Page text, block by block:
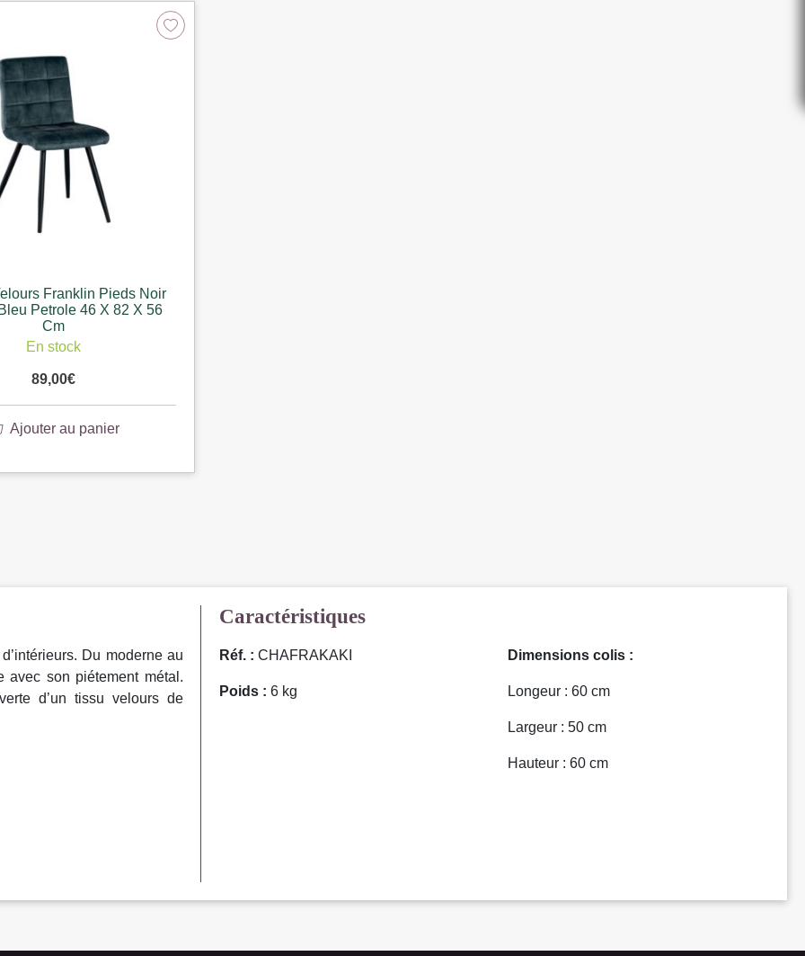
Franklin Pieds Noir
Petrole 46 X 82 X 56
Cm
En stock
89,00€
Ajouter au panier
Du moderne au
avec son piétement métal.
d’un tissu velours de
Caractéristiques
Réf. : CHAFRAKAKI
Poids : 6 kg
Dimensions colis :
Longeur : 60 cm
Largeur : 50 cm
Hauteur : 60 cm